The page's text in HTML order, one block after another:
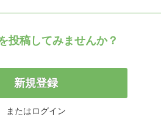
投稿してみませんか？
新規登録
またはログイン